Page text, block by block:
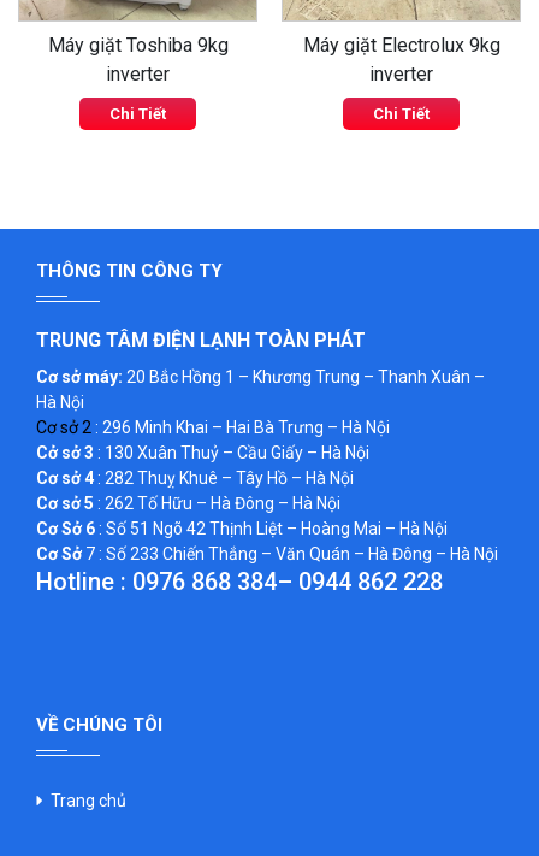
Máy giặt Toshiba 9kg
inverter
Chi Tiết
Máy giặt Electrolux 9kg
inverter
Chi Tiết
THÔNG TIN CÔNG TY
TRUNG TÂM ĐIỆN LẠNH TOÀN PHÁT
Cơ sở máy: 20 Bắc Hồng 1 – Khương Trung – Thanh Xuân –
Hà Nội
Cơ sở 2 : 296 Minh Khai – Hai Bà Trưng – Hà Nội
Cở sở 3 : 130 Xuân Thuỷ – Cầu Giấy – Hà Nội
Cơ sở 4: 282 Thuỵ Khuê – Tây Hồ – Hà Nội
Cơ sở 5 : 262 Tố Hữu – Hà Đông – Hà Nội
Cơ Sở 6: Số 51 Ngõ 42 Thịnh Liệt – Hoàng Mai – Hà Nội
Cơ Sở7 : Số 233 Chiến Thắng – Văn Quán – Hà Đông – Hà Nội
Hotline : 0976 868 384– 0944 862 228
VỀ CHÚNG TÔI
Trang chủ